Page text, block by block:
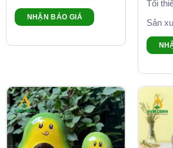
NHẬN BÁO GIÁ
Tối
Sản